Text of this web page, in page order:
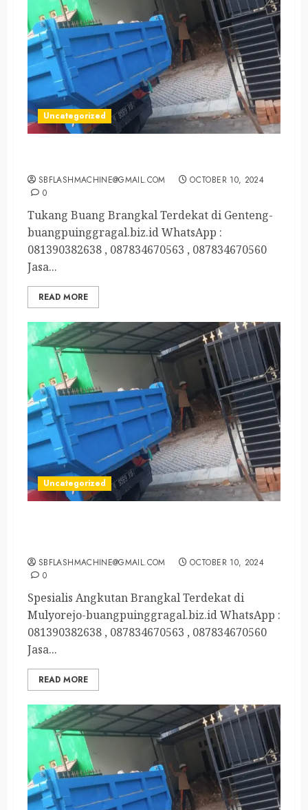
Uncategorized
SBFLASHMACHINE@GMAIL.COM
OCTOBER 10, 2024
0
Tukang Buang Brangkal Terdekat di Genteng-
buangpuinggragal.biz.id WhatsApp :
081390382638 , 087834670563 , 087834670560
Jasa...
READ MORE
Uncategorized
SBFLASHMACHINE@GMAIL.COM
OCTOBER 10, 2024
0
Spesialis Angkutan Brangkal Terdekat di
Mulyorejo-buangpuinggragal.biz.id WhatsApp :
081390382638 , 087834670563 , 087834670560
Jasa...
READ MORE